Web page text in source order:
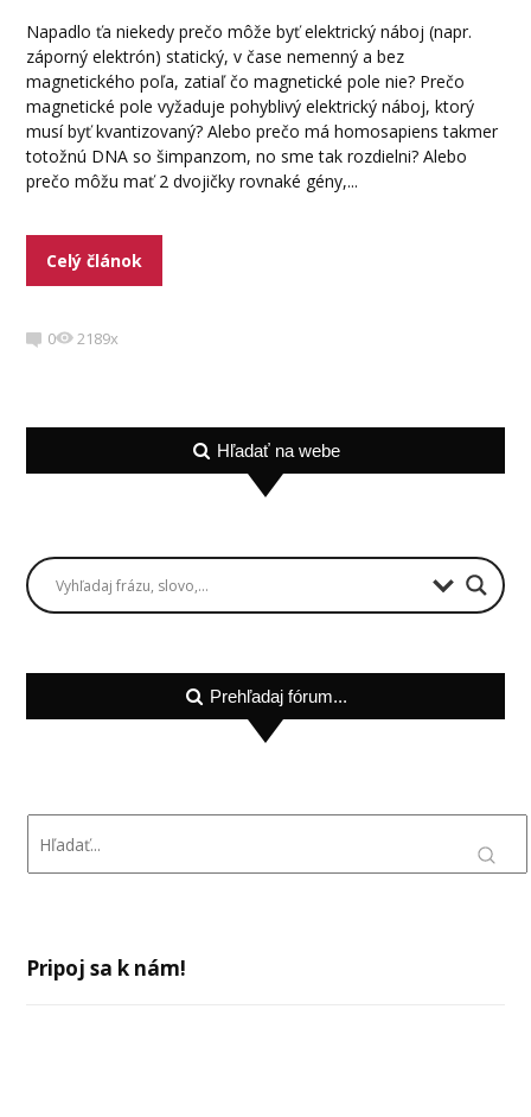
Napadlo ťa niekedy prečo môže byť elektrický náboj (napr.
záporný elektrón) statický, v čase nemenný a bez
magnetického poľa, zatiaľ čo magnetické pole nie? Prečo
magnetické pole vyžaduje pohyblivý elektrický náboj, ktorý
musí byť kvantizovaný? Alebo prečo má homosapiens takmer
totožnú DNA so šimpanzom, no sme tak rozdielni? Alebo
prečo môžu mať 2 dvojičky rovnaké gény,...
Celý článok
0 2189x
Hľadať na webe
Prehľadaj fórum...
Pripoj sa k nám!